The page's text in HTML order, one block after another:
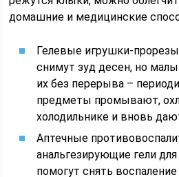
домашние и медицинские
Гелевые игрушки-
снимут зуд десен, но
их без перерыва –
предметы промывают,
холодильнике и вновь
Аптечные
анальгезирующие гели
помогут снять